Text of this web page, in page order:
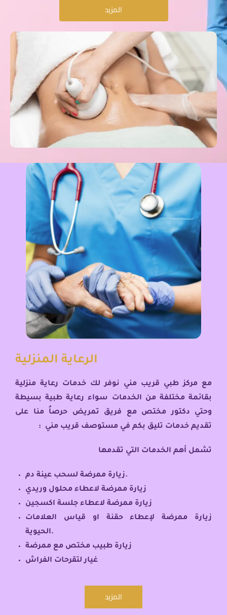
المزيد
الرعاية المنزلية
مع مركز طبي قريب مني نوفر لك خدمات رعاية منزلية
بقائمة مختلفة من الخدمات سواء رعاية طبية بسيطة
وحتي دكتور مختص مع فريق تمريض حرصاُ منا على
تقديم خدمات تليق بكم في مستوصف قريب مني :
تشمل أهم الخدمات التي تقدمها
زيارة ممرضة لسحب عينة دم.
زيارة ممرضة لاعطاء جلسة اكسجين
زيارة ممرضة لإعطاء حقنة او قياس العلامات
الحيوية.
زيارة طبيب مختص مع ممرضة
غيار لتقرحات الفراش
المزيد